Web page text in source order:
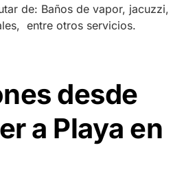
de: Baños de vapor, jacuzzi,
entre otros servicios.
desde
a Playa en